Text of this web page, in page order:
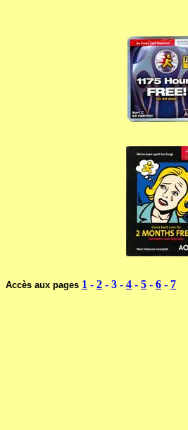
Accès aux pages 1 - 2 - 3 - 4 - 5 - 6 - 7